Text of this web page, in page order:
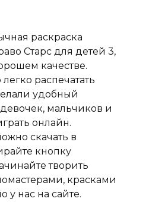
раскраска
Старс для детей 3,
качестве.
распечатать
удобный
мальчиков и
онлайн.
скачать в
кнопку
творить
красками
у нас на сайте.